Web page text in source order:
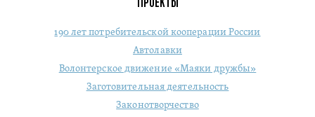
190 лет потребительской кооперации России
Автолавки
Волонтерское движение «Маяки дружбы»
Заготовительная деятельность
Законотворчество